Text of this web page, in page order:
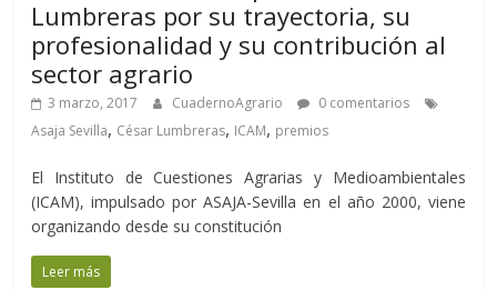
Lumbreras por su trayectoria, su
profesionalidad y su contribución al
sector agrario
3 marzo, 2017 CuadernoAgrario
0 comentarios
Asaja Sevilla, César Lumbreras, ICAM, premios
El Instituto de Cuestiones Agrarias y Medioambientales
(ICAM), impulsado por ASAJA-Sevilla en el año 2000, viene
organizando desde su constitución
Leer más